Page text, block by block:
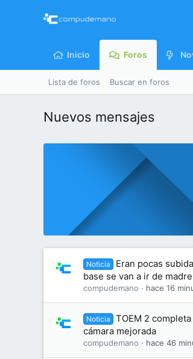
Inicio Foros
Lista de foros Buscar en foros
Nuevos mensajes
Noticia
Eran pocas
base se van a ir de
compudemano hace 16
Noticia
TOEM 2
cámara mejorada
compudemano hace 46